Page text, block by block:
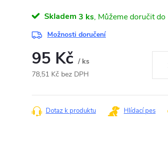
Skladem 3 ks
Možnosti doručení
95 Kč / ks
78,51 Kč bez DPH
cena:
Dotaz k produktu Hlídací pes